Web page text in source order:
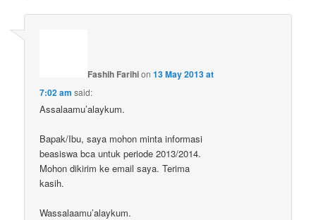
Fashih Farihion13 May 2013 at
7:02 am said:
Assalaamu’alaykum.
Bapak/Ibu, saya mohon minta informasi
beasiswa bca untuk periode 2013/2014.
Mohon dikirim ke email saya. Terima
kasih.
Wassalaamu’alaykum.